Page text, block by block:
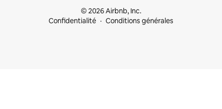
© 2026 Airbnb, Inc.
Confidentialité
Conditions générales